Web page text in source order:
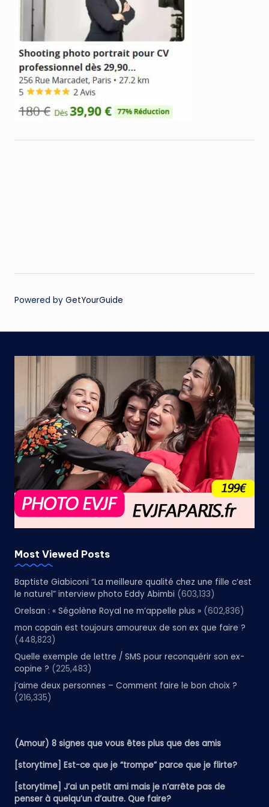
Powered by GetYourGuide
Most Viewed Posts
Baptiste Giabiconi “La meilleure qualité chez une fille c’est
le naturel” interview photo Eddy Abimbi (603,133)
Orelsan : « Ségolène Royal ne m’appelle plus » (602,836)
mon copain est toujours amoureux de son ex que faire ?
(448,823)
Quelle exemple de lettre / SMS pour reconquérir son ex-
copine ? (225,483)
j’aime deux personnes – Comment faire le bon choix ?
(216,335)
(Amour) 8 signes que vous êtes plus que des amis
[storytime] Est-ce que je “trompe” parce que je flirte?
[storytime] J’ai un petit ami mais je n’arrête pas de
penser à quelqu’un d’autre. Que faire?